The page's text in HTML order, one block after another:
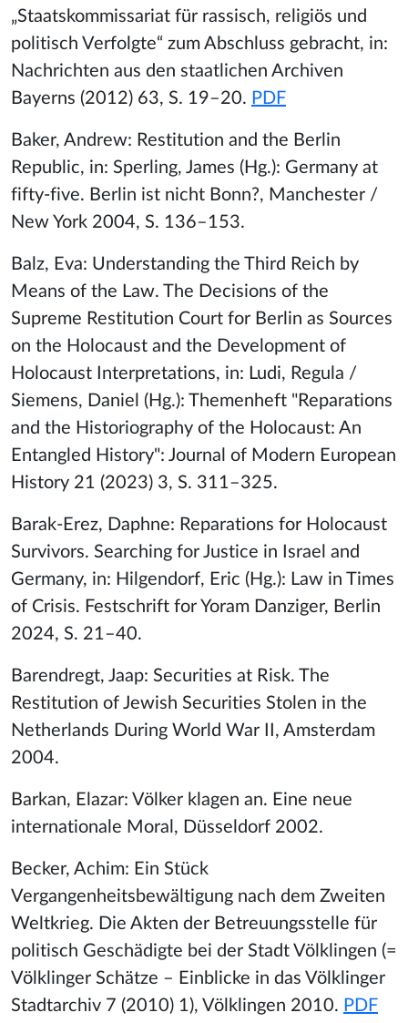
„Staatskommissariat für rassisch, religiös und
politisch Verfolgte“ zum Abschluss gebracht, in:
Nachrichten aus den staatlichen Archiven
Bayerns (2012) 63, S. 19–20. PDF
Baker, Andrew: Restitution and the Berlin
Republic, in: Sperling, James (Hg.): Germany at
fifty-five. Berlin ist nicht Bonn?, Manchester /
New York 2004, S. 136–153.
Balz, Eva: Understanding the Third Reich by
Means of the Law. The Decisions of the
Supreme Restitution Court for Berlin as Sources
on the Holocaust and the Development of
Holocaust Interpretations, in: Ludi, Regula /
Siemens, Daniel (Hg.): Themenheft "Reparations
and the Historiography of the Holocaust: An
Entangled History": Journal of Modern European
History 21 (2023) 3, S. 311–325.
Barak-Erez, Daphne: Reparations for Holocaust
Survivors. Searching for Justice in Israel and
Germany, in: Hilgendorf, Eric (Hg.): Law in Times
of Crisis. Festschrift for Yoram Danziger, Berlin
2024, S. 21–40.
Barendregt, Jaap: Securities at Risk. The
Restitution of Jewish Securities Stolen in the
Netherlands During World War II, Amsterdam
2004.
Barkan, Elazar: Völker klagen an. Eine neue
internationale Moral, Düsseldorf 2002.
Becker, Achim: Ein Stück
Vergangenheitsbewältigung nach dem Zweiten
Weltkrieg. Die Akten der Betreuungsstelle für
politisch Geschädigte bei der Stadt Völklingen (=
Völklinger Schätze – Einblicke in das Völklinger
Stadtarchiv 7 (2010) 1), Völklingen 2010. PDF